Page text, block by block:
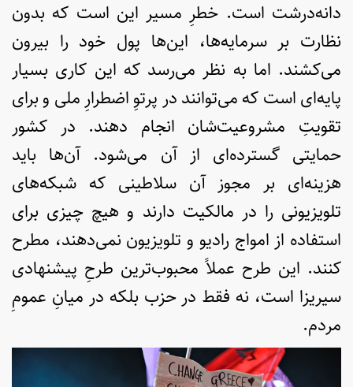
دانه‌درشت است. خطرِ مسیر این است که بدون
نظارت بر سرمایه‌ها، این‌ها پول خود را بیرون
می‌کشند. اما به نظر می‌رسد که این کاری بسیار
پایه‌ای است که می‌توانند در پرتوِ اضطرارِ ملی و برای
تقویتِ مشروعیت‌شان انجام دهند. در کشور
حمایتی گسترده‌ای از آن می‌شود. آن‌ها باید
هزینه‌ای بر مجوز آن سلاطینی که شبکه‌های
تلویزیونی را در مالکیت دارند و هیچ چیزی برای
استفاده از امواج رادیو و تلویزیون نمی‌دهند، مطرح
کنند. این طرح عملاً محبوب‌ترین طرحِ پیشنهادی
سیریزا است، نه فقط در حزب بلکه در میانِ عمومِ
مردم.